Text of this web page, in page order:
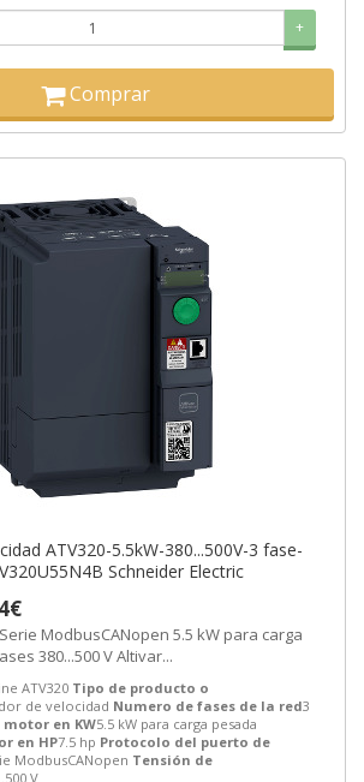
+
Comprar
ATV320-5.5kW-380...500V-3 fase-
Schneider Electric
ModbusCANopen 5.5 kW para carga
pesada 7.5 hp 3 fases 380...500 V Altivar...
ATV320 Tipo de producto o
de velocidad Numero de fases de la red3
en KW5.5 kW para carga pesada
en HP7.5 hp Protocolo del puerto de
ModbusCANopen Tensión de
V